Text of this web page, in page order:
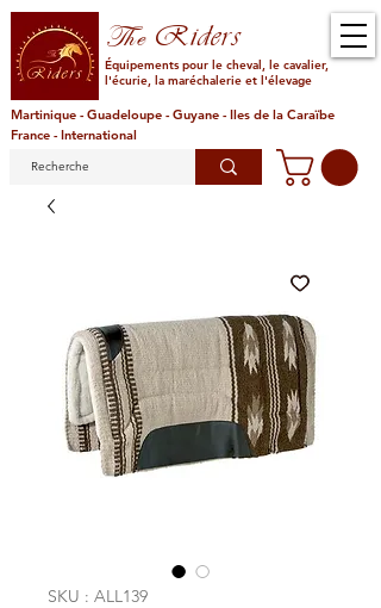
TheRiders
Équipements pour le cheval, le cavalier,
l'écurie, la maréchalerie et l'élevage
Martinique - Guadeloupe - Guyane - Iles de la Caraïbe
France - International
SKU : ALL139